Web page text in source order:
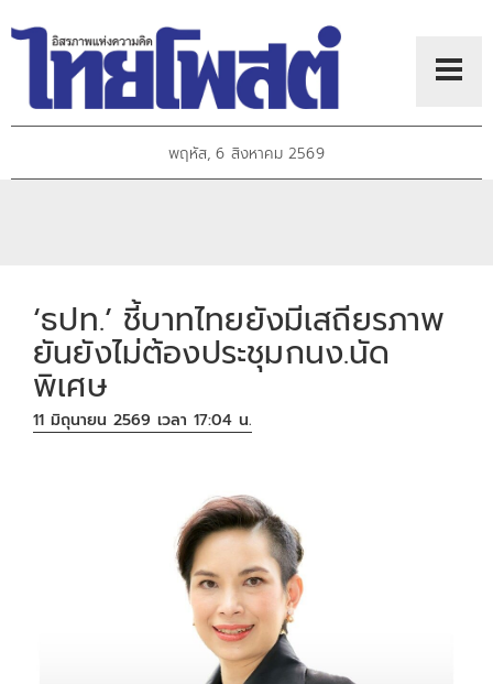
พฤหัส, 6 สิงหาคม 2569
‘ธปท.’ ชี้บาทไทยยังมีเสถียรภาพ
ยันยังไม่ต้องประชุมกนง.นัด
พิเศษ
11 มิถุนายน 2569 เวลา 17:04 น.